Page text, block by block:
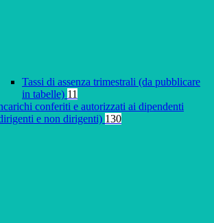
Tassi di assenza trimestrali (da pubblicare
in tabelle) 11
conferiti e autorizzati ai dipendenti
e non dirigenti) 130